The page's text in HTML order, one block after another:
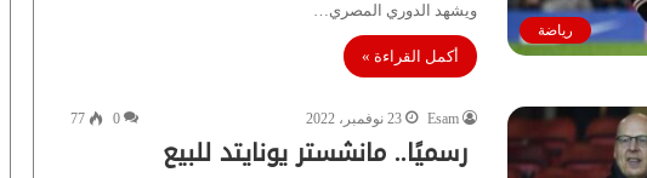
رياضة
ويشهد الدوري المصري…
أكمل القراءة »
Esam 23 نوفمبر، 2022 0
77
رسميًا.. مانشستر يونايتد للبيع